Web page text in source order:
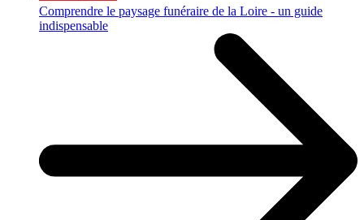
Comprendre le paysage funéraire de la Loire - un guide
indispensable